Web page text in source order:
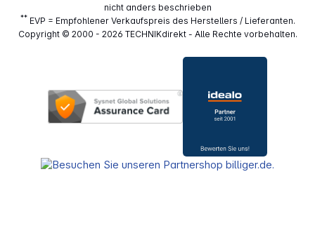
nicht anders beschrieben
**EVP = Empfohlener Verkaufspreis des Herstellers / Lieferanten.
Copyright © 2000 - 2026 TECHNIKdirekt - Alle Rechte vorbehalten.